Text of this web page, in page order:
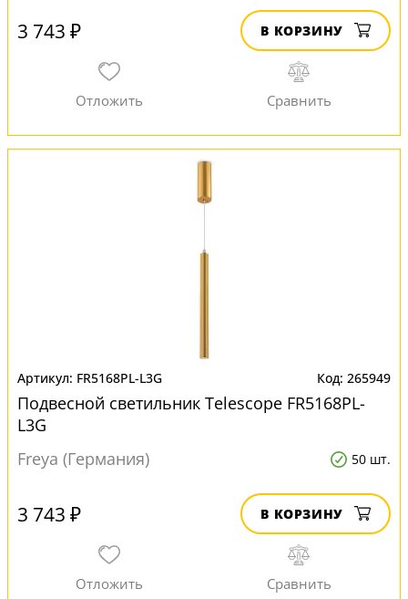
3 743 ₽ В КОРЗИНУ
FR5168PL-L3G 265949
Подвесной светильник Telescope FR5168PL-
L3G
Freya (Германия)
50 шт.
3 743 ₽ В КОРЗИНУ